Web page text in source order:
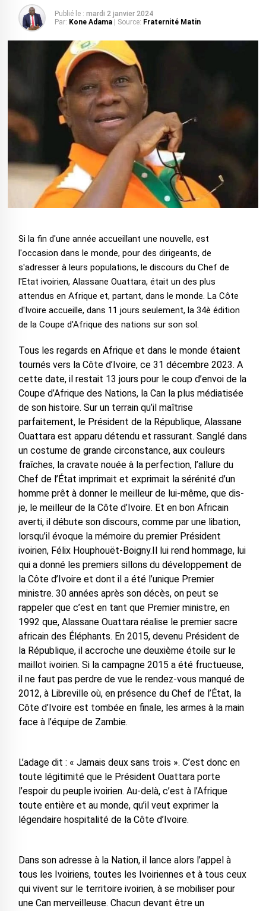
Publié le : mardi 2 janvier 2024
Par: Kone Adama | Source: Fraternité Matin
Si la fin d'une année accueillant une nouvelle, est
l'occasion dans le monde, pour des dirigeants, de
s'adresser à leurs populations, le discours du Chef de
l'Etat ivoirien, Alassane Ouattara, était un des plus
attendus en Afrique et, partant, dans le monde. La Côte
d'Ivoire accueille, dans 11 jours seulement, la 34è édition
de la Coupe d'Afrique des nations sur son sol.
Tous les regards en Afrique et dans le monde étaient
tournés vers la Côte d’Ivoire, ce 31 décembre 2023. A
cette date, il restait 13 jours pour le coup d’envoi de la
Coupe d’Afrique des Nations, la Can la plus médiatisée
de son histoire. Sur un terrain qu’il maîtrise
parfaitement, le Président de la République, Alassane
Ouattara est apparu détendu et rassurant. Sanglé dans
un costume de grande circonstance, aux couleurs
fraîches, la cravate nouée à la perfection, l’allure du
Chef de l’État imprimait et exprimait la sérénité d’un
homme prêt à donner le meilleur de lui-même, que dis-
je, le meilleur de la Côte d’Ivoire. Et en bon Africain
averti, il débute son discours, comme par une libation,
lorsqu’il évoque la mémoire du premier Président
ivoirien, Félix Houphouët-Boigny.Il lui rend hommage, lui
qui a donné les premiers sillons du développement de
la Côte d’Ivoire et dont il a été l’unique Premier
ministre. 30 années après son décès, on peut se
rappeler que c’est en tant que Premier ministre, en
1992 que, Alassane Ouattara réalise le premier sacre
africain des Éléphants. En 2015, devenu Président de
la République, il accroche une deuxième étoile sur le
maillot ivoirien. Si la campagne 2015 a été fructueuse,
il ne faut pas perdre de vue le rendez-vous manqué de
2012, à Libreville où, en présence du Chef de l’État, la
Côte d’Ivoire est tombée en finale, les armes à la main
face à l’équipe de Zambie.
L’adage dit : « Jamais deux sans trois ». C’est donc en
toute légitimité que le Président Ouattara porte
l’espoir du peuple ivoirien. Au-delà, c’est à l’Afrique
toute entière et au monde, qu’il veut exprimer la
légendaire hospitalité de la Côte d’Ivoire.
Dans son adresse à la Nation, il lance alors l’appel à
tous les Ivoiriens, toutes les Ivoiriennes et à tous ceux
qui vivent sur le territoire ivoirien, à se mobiliser pour
une Can merveilleuse. Chacun devant être un